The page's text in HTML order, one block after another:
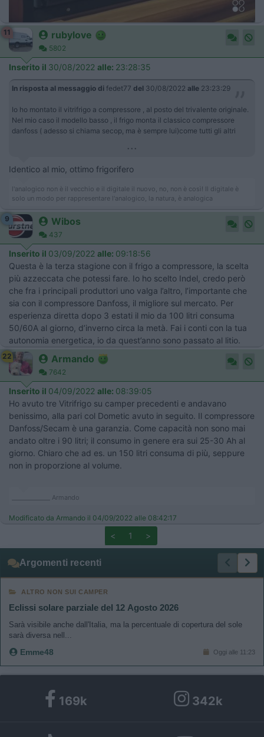
11 rubylove
5802
Inserito il 30/08/2022 alle: 23:28:35
In risposta al messaggio di fedet77 del 30/08/2022 alle 23:23:29
Io ho montato il vitrifrigo a compressore , al posto del trivalente originale.
Nel mio caso il modello basso , il frigo monta il classico compressore
danfoss ( adesso si chiama secop, ma è sempre lui)come tutti gli altri
...
Identico al mio, ottimo frigorifero
l'analogico non è il vecchio e il digitale il nuovo, no, non è così! Il digitale è
solo un modo per rappresentare l'analogico, la natura, è analogica
9 Wibos
437
Inserito il 03/09/2022 alle: 09:18:56
Questa è la terza stagione con il frigo a compressore, la scelta
più azzeccata che potessi fare. Io ho scelto Indel, credo però
che fra i principali produttori uno valga l’altro, l’importante che
sia con il compressore Danfoss, il migliore sul mercato. Per
esperienza diretta dopo 3 estati il mio da 100 litri consuma
50/60A al giorno, d’inverno circa la metà. Fai i conti con la tua
autonomia energetica, io da quest’anno sono passato al litio.
22 Armando
7642
Inserito il 04/09/2022 alle: 08:39:05
Ho avuto tre Vitrifrigo su camper precedenti e andavano
benissimo, alla pari col Dometic avuto in seguito. Il compressore
Danfoss/Secam è una garanzia. Come capacità non sono mai
andato oltre i 90 litri; il consumo in genere era sui 25-30 Ah al
giorno. Chiaro che ad es. un 150 litri consuma di più, seppure
non in proporzione al volume.
_____________ Armando
Modificato da Armando il 04/09/2022 alle 08:42:17
< 1 >
Argomenti recenti
ALTRO NON SUI CAMPER
Eclissi solare parziale del 12 Agosto 2026
Sarà visibile anche dall'Italia, ma la percentuale di copertura del sole
sarà diversa nell...
Emme48 Oggi alle 11:23
169k 342k